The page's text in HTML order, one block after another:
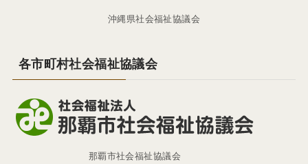
沖縄県社会福祉協議会
各市町村社会福祉協議会
那覇市社会福祉協議会